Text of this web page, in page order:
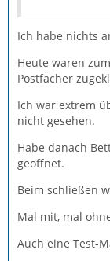
Ich habe nichts
Heute waren
Postfächer
Ich war extrem
nicht gesehen.
Habe danach
geöffnet.
Beim schließen
Mal mit, mal
Auch eine Test-